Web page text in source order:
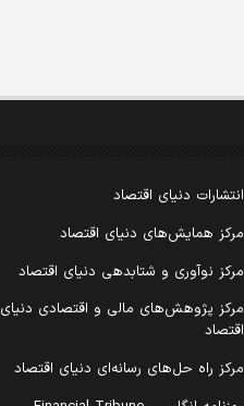
انتشارات دنیای اقتصاد
مرکز همایش‌های دنیای اقتصاد
مرکز نوآوری و شتابدهی دنیای اقتصاد
مرکز پژوهش‌های مالی و اقتصادی دنیای
اقتصاد
مرکز راه حل‌های رسانه‌ای دنیای اقتصاد